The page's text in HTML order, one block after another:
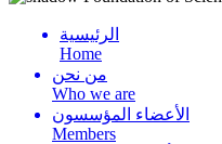
Menu
الرئيسية
Home
من نحن
Who we are
الأعضاء المؤسسون
Members